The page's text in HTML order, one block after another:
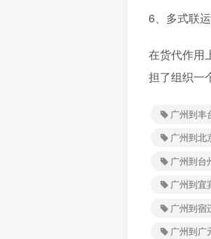
6、多式联
在货代作用
担了组织一
广州到丰
广州到北
广州到台
广州到宜
广州到宿
广州到广